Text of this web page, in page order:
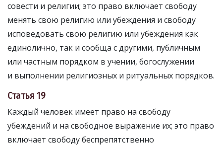
совести и религии; это право включает свободу
менять свою религию или убеждения и свободу
исповедовать свою религию или убеждения как
единолично, так и сообща с другими, публичным
или частным порядком в учении, богослужении
и выполнении религиозных и ритуальных порядков.
Статья 19
Каждый человек имеет право на свободу
убеждений и на свободное выражение их; это право
включает свободу беспрепятственно